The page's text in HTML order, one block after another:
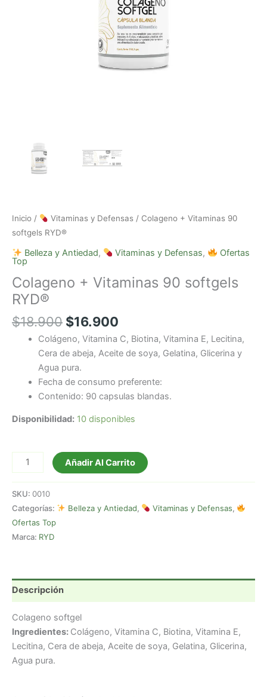
Inicio / Vitaminas y Defensas / Colageno + Vitaminas 90
softgels RYD®
Belleza y Antiedad, Vitaminas y Defensas, Ofertas
Top
Colageno + Vitaminas 90 softgels
RYD®
$18.900 $16.900
Colágeno, Vitamina C, Biotina, Vitamina E, Lecitina,
Cera de abeja, Aceite de soya, Gelatina, Glicerina y
Agua pura.
Fecha de consumo preferente:
Contenido: 90 capsulas blandas.
Disponibilidad: 10 disponibles
Añadir Al Carrito
SKU: 0010
Categorías:
Belleza y Antiedad, Vitaminas y Defensas,
Ofertas Top
Marca: RYD
Descripción
Colageno softgel
Ingredientes: Colágeno, Vitamina C, Biotina, Vitamina E,
Lecitina, Cera de abeja, Aceite de soya, Gelatina, Glicerina,
Agua pura.